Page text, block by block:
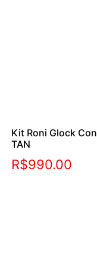
Kit Roni Glock
TAN
R$990.00